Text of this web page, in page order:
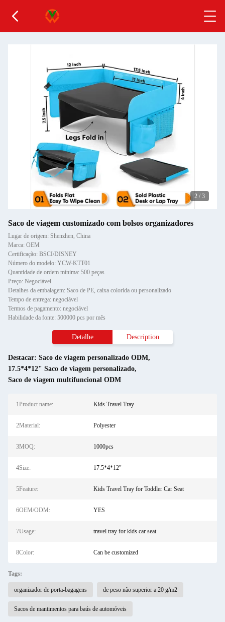
2 / 3
Saco de viagem customizado com bolsos organizadores
Lugar de origem: Shenzhen, China
Marca: OEM
Certificação: BSCI/DISNEY
Número do modelo: YCW-KTT01
Quantidade de ordem mínima: 500 peças
Preço: Negociável
Detalhes da embalagem: Saco de PE, caixa colorida ou personalizado
Tempo de entrega: negociável
Termos de pagamento: negociável
Habilidade da fonte: 500000 pcs por mês
Detalhe Description
Destacar: Saco de viagem personalizado ODM,
17.5*4*12" Saco de viagem personalizado,
Saco de viagem multifuncional ODM
1Product name: Kids Travel Tray
2Material: Polyester
3MOQ: 1000pcs
4Size: 17.5*4*12"
5Feature: Kids Travel Tray for Toddler Car Seat
6OEM/ODM: YES
7Usage: travel tray for kids car seat
8Color: Can be customized
Tags:
organizador de porta-bagagens de peso não superior a 20 g/m2
Sacos de mantimentos para baús de automóveis